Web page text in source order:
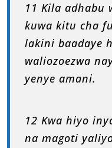
11 Kila adhabu
kuwa kitu cha
lakini baadaye
waliozoezwa
yenye amani.
12 Kwa hiyo
na magoti